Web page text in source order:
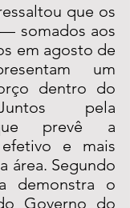
que os
somados aos
em agosto de
um
dentro do
pela
prevê a
e mais
área. Segundo
demonstra o
Governo do